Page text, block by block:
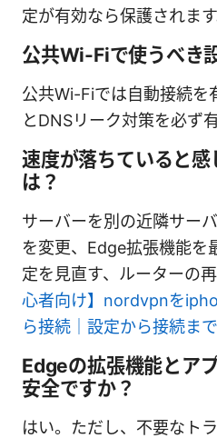
定が有効なら保護されます
公共Wi-Fiで使うべき
公共Wi-Fiでは自動接続
とDNSリーク対策を必ず
速度が落ちていると
は？
サーバーを別の近隣サー
を変更、Edge拡張機能を
定を見直す、ルーターの
心者向け】nordvpnを
ら接続｜設定から接続ま
Edgeの拡張機能とア
安全ですか？
はい。ただし、不要なト